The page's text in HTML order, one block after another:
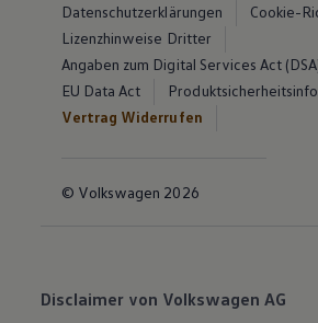
Datenschutzerklärungen
Cookie-
Lizenzhinweise Dritter
Angaben zum Digital Services Act
EU Data Act
Vertrag Widerrufen
© Volkswagen 2026
Disclaimer von Volkswagen AG